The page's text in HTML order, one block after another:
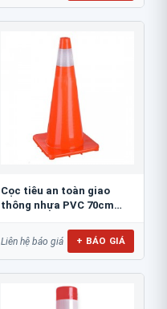
Cọc tiêu an toàn giao
thông nhựa PVC 70cm
Liên hệ báo giá + BÁO GIÁ